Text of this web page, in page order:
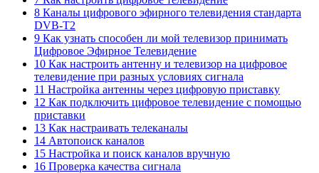
8 Каналы цифрового эфирного телевидения стандарта
DVB-T2
9 Как узнать способен ли мой телевизор принимать
Цифровое Эфирное Телевидение
10 Как настроить антенну и телевизор на цифровое
телевидение при разных условиях сигнала
11 Настройка антенны через цифровую приставку
12 Как подключить цифровое телевидение с помощью
приставки
13 Как настраивать телеканалы
14 Автопоиск каналов
15 Настройка и поиск каналов вручную
16 Проверка качества сигнала